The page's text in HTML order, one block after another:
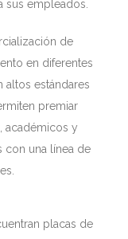
empleados.
de
en diferentes
altos estándares
premiar
académicos y
con una línea de
placas de